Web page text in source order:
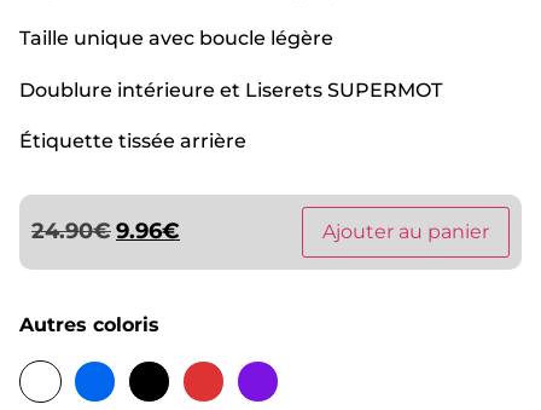
Taille unique avec boucle légère
Doublure intérieure et Liserets SUPERMOT
Étiquette tissée arrière
24.90€9.96€ Ajouter au panier
Autres coloris